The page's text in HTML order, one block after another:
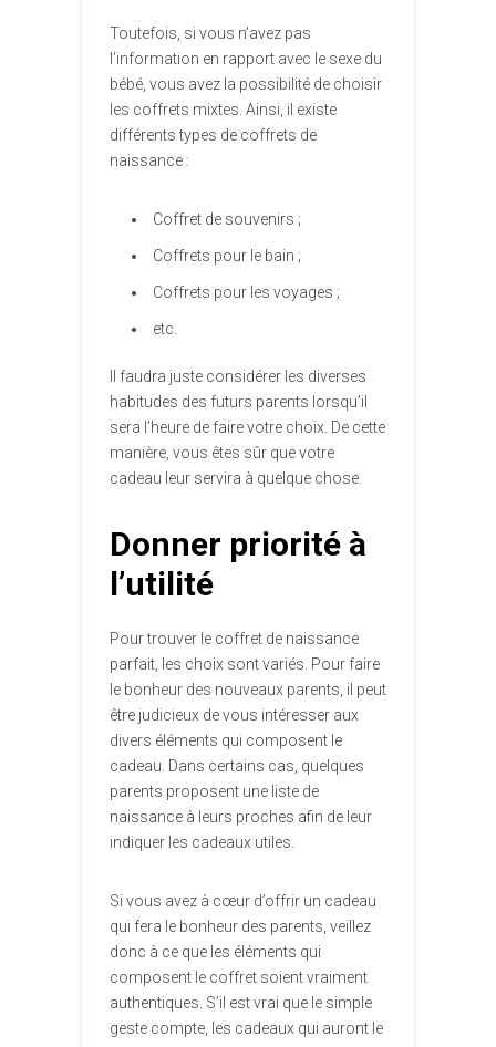
Toutefois, si vous n’avez pas
l’information en rapport avec le sexe du
bébé, vous avez la possibilité de choisir
les coffrets mixtes. Ainsi, il existe
différents types de coffrets de
naissance :
Coffret de souvenirs ;
Coffrets pour le bain ;
Coffrets pour les voyages ;
etc.
Il faudra juste considérer les diverses
habitudes des futurs parents lorsqu’il
sera l’heure de faire votre choix. De cette
manière, vous êtes sûr que votre
cadeau leur servira à quelque chose.
Donner priorité à
l’utilité
Pour trouver le coffret de naissance
parfait, les choix sont variés. Pour faire
le bonheur des nouveaux parents, il peut
être judicieux de vous intéresser aux
divers éléments qui composent le
cadeau. Dans certains cas, quelques
parents proposent une liste de
naissance à leurs proches afin de leur
indiquer les cadeaux utiles.
Si vous avez à cœur d’offrir un cadeau
qui fera le bonheur des parents, veillez
donc à ce que les éléments qui
composent le coffret soient vraiment
authentiques. S’il est vrai que le simple
geste compte, les cadeaux qui auront le